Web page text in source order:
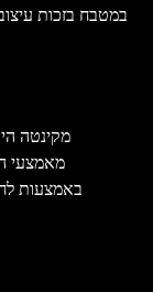
במטבח בזכות
מקינטה
מאמצעי
באמצעות